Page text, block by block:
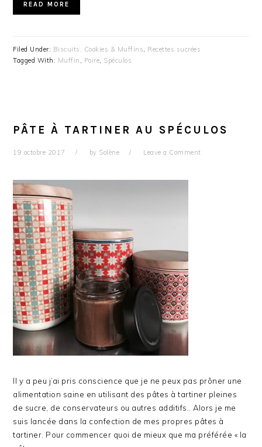
READ MORE
Filed Under: Biscuits, Cookies & Muffins, Recettes sucrées
Tagged With: Muffin , Poire, Spéculos
PÂTE À TARTINER AU SPÉCULOS
19 octobre 2017 by Solène Leave a Comment
Il y a peu j’ai pris conscience que je ne peux pas prôner une
alimentation saine en utilisant des pâtes à tartiner pleines
de sucre, de conservateurs ou autres additifs.. Alors je me
suis lancée dans la confection de mes propres pâtes à
tartiner. Pour commencer quoi de mieux que ma préférée « la